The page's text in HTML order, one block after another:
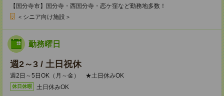
【国分寺市】国分寺・西国分寺・恋ケ窪など勤務地多数！
＜シニア向け施設＞
勤務曜日
週2～3 / 土日祝休
週2日～5日OK（月～金） ★土日休みOK
休日休暇 土日休みOK